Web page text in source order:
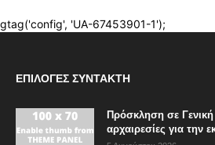
ΕΠΙΛΟΓΈΣ ΣΥΝΤΆΚΤΗ
Πρόσκληση σε
αρχαιρεσίες για την